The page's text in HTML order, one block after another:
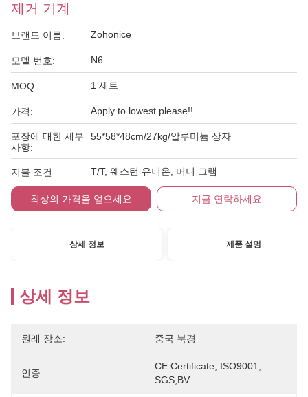
제거 기계
브랜드 이름: Zohonice
모델 번호: N6
MOQ: 1 세트
가격: Apply to lowest please!!
포장에 대한 세부
사항:
55*58*48cm/27kg/알루미늄 상자
지불 조건: T/T, 웨스턴 유니온, 머니 그램
최상의 가격을 얻으세요 지금 연락하세요
상세 정보 제품 설명
상세 정보
원래 장소: 중국 북경
인증:
CE Certificate, ISO9001,
SGS,BV